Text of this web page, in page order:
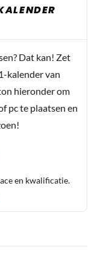
er onder.
persoon.
de rol van de
met zijn blikje
aan de Monster
wat er
gezonde
Dat kan! Zet
kalender van
hieronder om
pc te plaatsen en
en kwalificatie.